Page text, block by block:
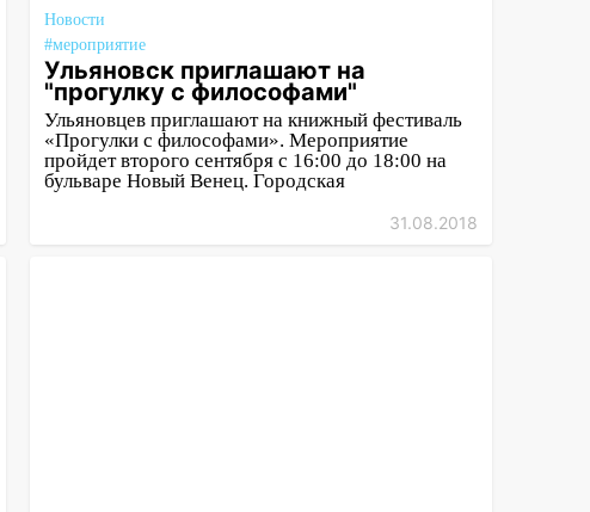
Новости
#мероприятие
Ульяновск приглашают на
"прогулку с философами"
Ульяновцев приглашают на книжный фестиваль
«Прогулки с философами». Мероприятие
пройдет второго сентября с 16:00 до 18:00 на
бульваре Новый Венец. Городская
31.08.2018